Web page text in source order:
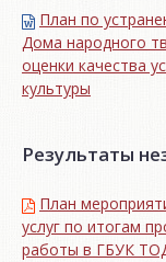
План по
Дома народного
оценки качества
культуры
Результаты
План
услуг по итогам
работы в ГБУК